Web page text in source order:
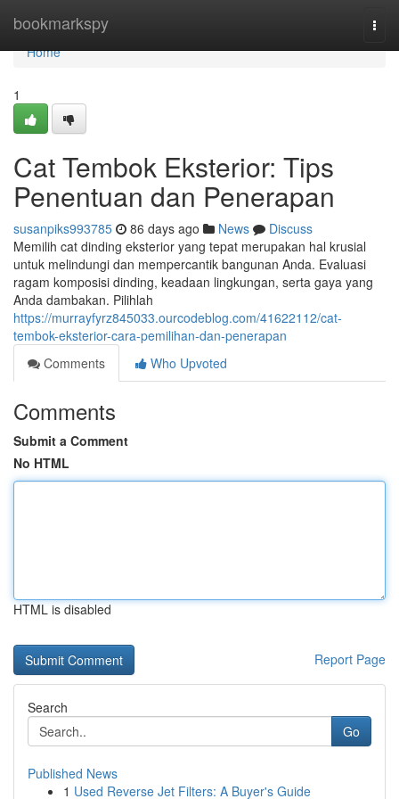
bookmarkspy
Home
Home
1
Cat Tembok Eksterior: Tips
Penentuan dan Penerapan
susanpiks993785 86 days ago News
Discuss
Memilih cat dinding eksterior yang tepat merupakan hal krusial
untuk melindungi dan mempercantik bangunan Anda. Evaluasi
ragam komposisi dinding, keadaan lingkungan, serta gaya yang
Anda dambakan. Pilihlah
https://murrayfyrz845033.ourcodeblog.com/41622112/cat-
tembok-eksterior-cara-pemilihan-dan-penerapan
Comments
Who Upvoted
Comments
Submit a Comment
No HTML
HTML is disabled
Report Page
Search
Go
Published News
1 Used Reverse Jet Filters: A Buyer's Guide